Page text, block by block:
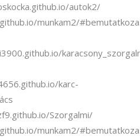
autok2/
munkam2/
karc-
Szorgalmi/
munkam2/